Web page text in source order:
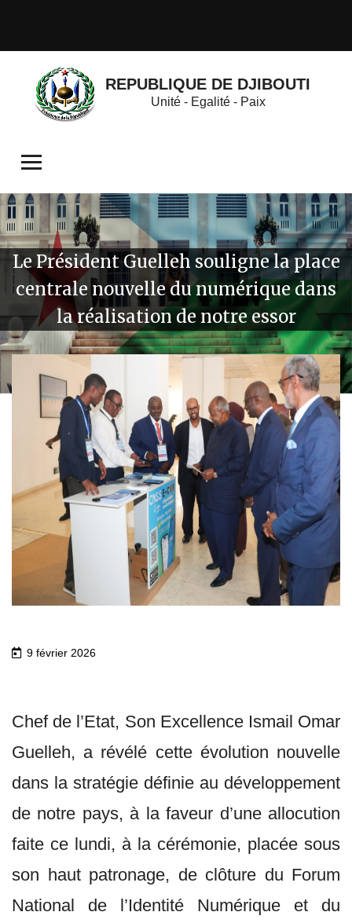
REPUBLIQUE DE DJIBOUTI
Unité - Egalité - Paix
Le Président Guelleh souligne la place
centrale nouvelle du numérique dans
la réalisation de notre essor
9 février 2026
Chef de l’Etat, Son Excellence Ismail Omar
Guelleh, a révélé cette évolution nouvelle
dans la stratégie définie au développement
de notre pays, à la faveur d’une allocution
faite ce lundi, à la cérémonie, placée sous
son haut patronage, de clôture du Forum
National de l’Identité Numérique et du